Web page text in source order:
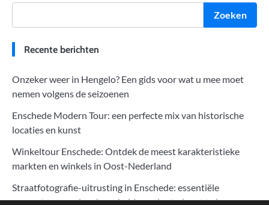
Zoeken
Recente berichten
Onzeker weer in Hengelo? Een gids voor wat u mee moet
nemen volgens de seizoenen
Enschede Modern Tour: een perfecte mix van historische
locaties en kunst
Winkeltour Enschede: Ontdek de meest karakteristieke
markten en winkels in Oost-Nederland
Straatfotografie-uitrusting in Enschede: essentiële
apparatuur om de schoonheid van de stad vast te leggen